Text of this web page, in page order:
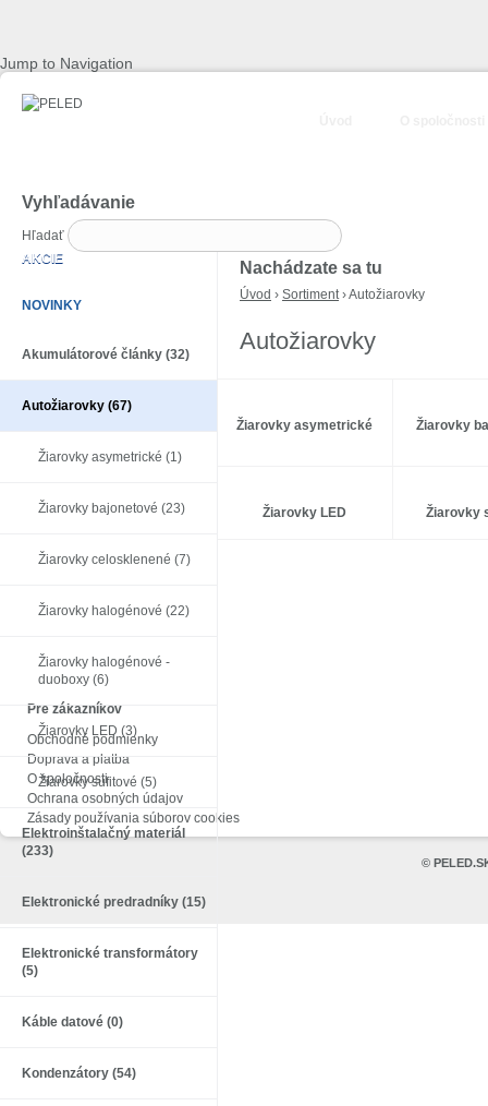
Jump to Navigation
Vyhľadávanie
Hľadať
Nachádzate sa tu
Úvod › Sortiment› Autožiarovky
Autožiarovky
Žiarovky asymetrické Žiarovky
Žiarovky LED Žiarovky
AKCIE
NOVINKY
Akumulátorové články (32)
Autožiarovky (67)
Žiarovky asymetrické (1)
Žiarovky bajonetové (23)
Žiarovky celosklenené (7)
Žiarovky halogénové (22)
Žiarovky halogénové -
duoboxy (6)
Žiarovky LED (3)
Žiarovky sufitové (5)
Elektroinštalačný materiál
(233)
Elektronické predradníky (15)
Elektronické transformátory
(5)
Káble datové (0)
Kondenzátory (54)
Pre zákazníkov
Obchodné podmienky
Doprava a platba
O spoločnosti
Ochrana osobných údajov
Zásady používania súborov cookies
©